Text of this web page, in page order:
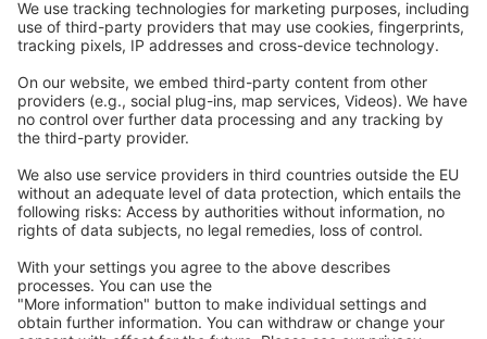
Rechtliches
Datenschutz
AGB
Hinweisgeberschutz
Kontaktaufnehmen